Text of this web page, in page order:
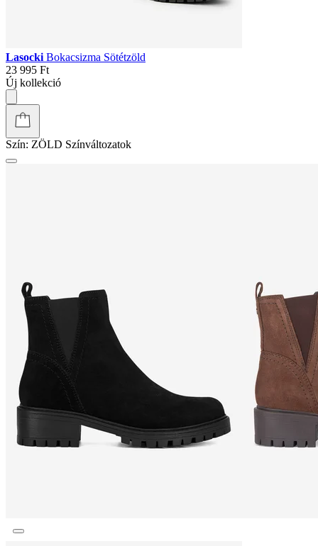
Lasocki Bokacsizma Sötétzöld
23 995 Ft
Új kollekció
Szín: ZÖLD Színváltozatok